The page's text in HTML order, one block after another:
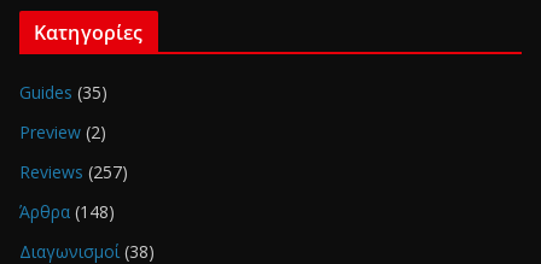
Κατηγορίες
Guides (35)
Preview (2)
Reviews (257)
Άρθρα (148)
Διαγωνισμοί (38)